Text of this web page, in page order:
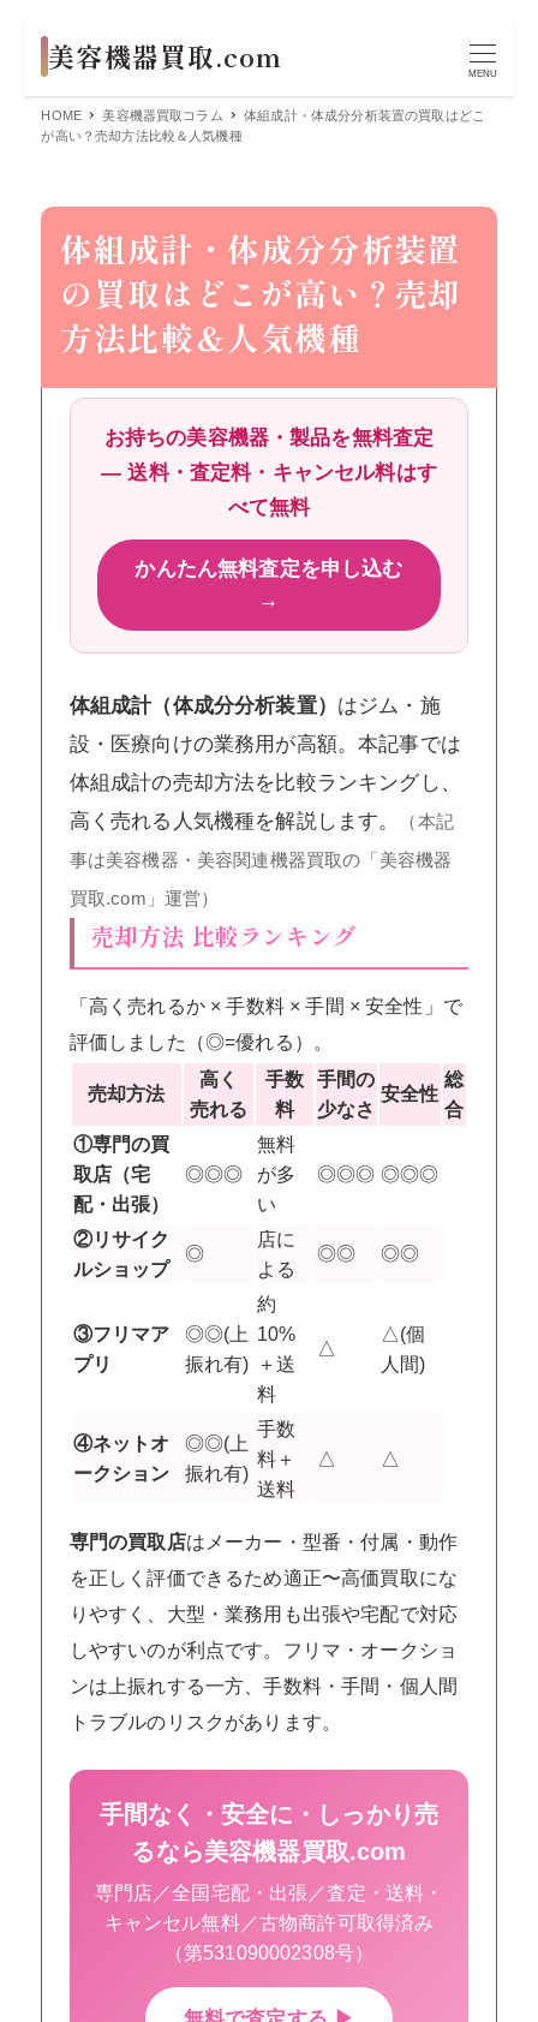
MENU
HOME 美容機器買取コラム
体組成計・体成分分析装置の買取はどこ
が高い？売却方法比較＆人気機種
体組成計・体成分分析装置
の買取はどこが高い？売却
方法比較＆人気機種
お持ちの美容機器・製品を無料査定
― 送料・査定料・キャンセル料はす
べて無料
かんたん無料査定を申し込む
→
体組成計（体成分分析装置） はジム・施
設・医療向けの業務用が高額。本記事では
体組成計の売却方法を比較ランキングし、
高く売れる人気機種を解説します。
（本記
事は美容機器・美容関連機器買取の「美容機器
買取.com」運営）
売却方法 比較ランキング
「高く売れるか × 手数料 × 手間 × 安全性」で
評価しました（◎=優れる）。
売却方法
高く
売れる
手数
料
手間の
少なさ
安全性
総
合
①専門の買
取店（宅
配・出張）
◎◎◎
無料
が多
い
◎◎◎ ◎◎◎
②リサイク
ルショップ
◎
店に
よる
◎◎ ◎◎
③フリマア
プリ
◎◎(上
振れ有)
約
10%
＋送
料
△
△(個
人間)
④ネットオ
ークション
◎◎(上
振れ有)
手数
料＋
送料
△ △
専門の買取店はメーカー・型番・付属・動作
を正しく評価できるため適正〜高価買取にな
りやすく、大型・業務用も出張や宅配で対応
しやすいのが利点です。フリマ・オークショ
ンは上振れする一方、手数料・手間・個人間
トラブルのリスクがあります。
手間なく・安全に・しっかり売
るなら美容機器買取.com
専門店／全国宅配・出張／査定・送料・
キャンセル無料／古物商許可取得済み
（第531090002308号）